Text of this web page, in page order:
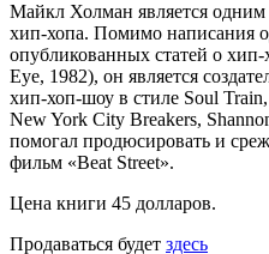
Майкл Холман является одним
хип-хопа. Помимо написания
опубликованных статей о
Eye, 1982), он является
хип-хоп-шоу в стиле Soul
New York City Breakers,
помогал продюсировать и
фильм «Beat Street».
Цена книги 45 долларов.
Продаваться будет здесь